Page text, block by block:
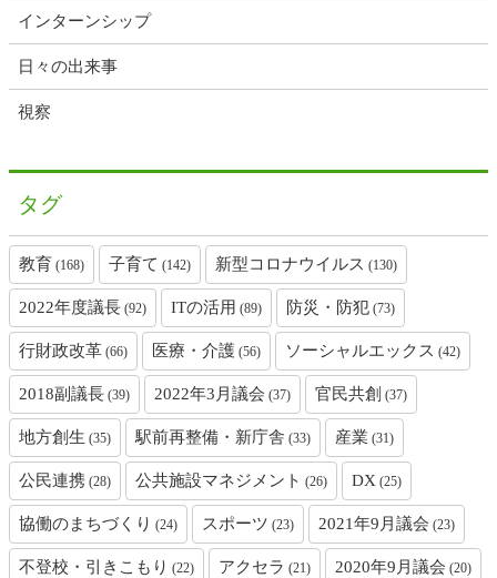
インターンシップ
日々の出来事
視察
タグ
教育 (168) 子育て (142) 新型コロナウイルス (130)
2022年度議長 (92) ITの活用 (89) 防災・防犯 (73)
行財政改革 (66) 医療・介護 (56) ソーシャルエックス (42)
2018副議長 (39) 2022年3月議会 (37) 官民共創 (37)
地方創生 (35) 駅前再整備・新庁舎 (33) 産業 (31)
公民連携 (28) 公共施設マネジメント (26) DX (25)
協働のまちづくり (24) スポーツ (23) 2021年9月議会 (23)
不登校・引きこもり (22) アクセラ (21) 2020年9月議会 (20)